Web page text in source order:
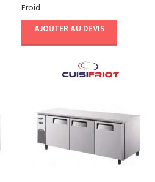
Froid
AJOUTER AU DEVIS